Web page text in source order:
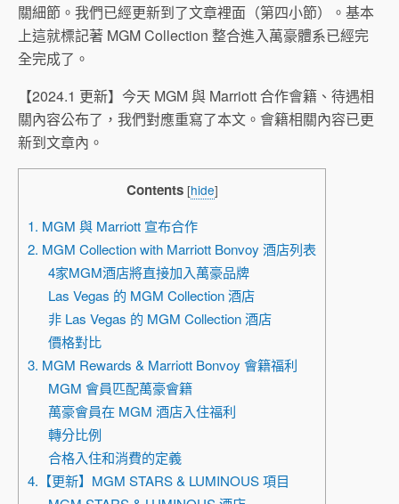
關細節。我們已經更新到了文章裡面（第四小節）。基本
上這就標記著 MGM Collection 整合進入萬豪體系已經完
全完成了。
【2024.1 更新】今天 MGM 與 Marriott 合作會籍、待遇相
關內容公布了，我們對應重寫了本文。會籍相關內容已更
新到文章內。
Contents [hide]
1. MGM 與 Marriott 宣布合作
2. MGM Collection with Marriott Bonvoy 酒店列表
4家MGM酒店將直接加入萬豪品牌
Las Vegas 的 MGM Collection 酒店
非 Las Vegas 的 MGM Collection 酒店
價格對比
3. MGM Rewards & Marriott Bonvoy 會籍福利
MGM 會員匹配萬豪會籍
萬豪會員在 MGM 酒店入住福利
轉分比例
合格入住和消費的定義
4.【更新】MGM STARS & LUMINOUS 項目